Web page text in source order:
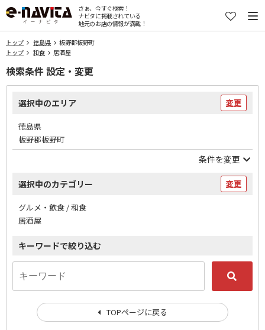
さぁ、今すぐ検索！
ナビタに掲載されている
地元のお店の情報が満載！
トップ 徳島県
板野郡板野町
トップ
和食 居酒屋
検索条件 設定・変更
選択中のエリア 変更
徳島県
板野郡板野町
条件を変更
選択中のカテゴリー 変更
グルメ・飲食 / 和食
居酒屋
キーワードで絞り込む
TOPページに戻る